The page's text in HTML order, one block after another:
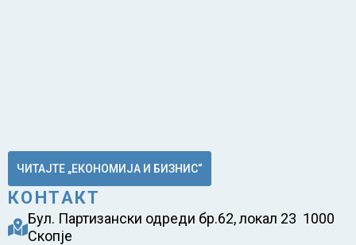
ЧИТАЈТЕ „ЕКОНОМИЈА И БИЗНИС“
КОНТАКТ
Бул. Партизански одреди бр.62, локал 23 1000
Скопје